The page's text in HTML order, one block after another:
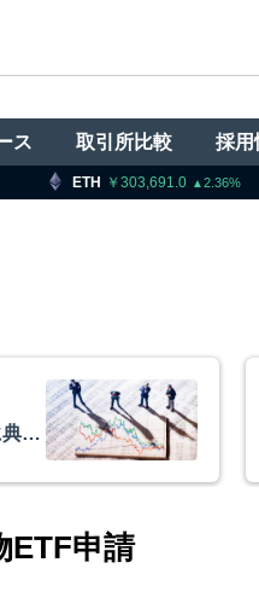
ス 取引所比較 採用
XRP 166.36
を
警
ETF申請